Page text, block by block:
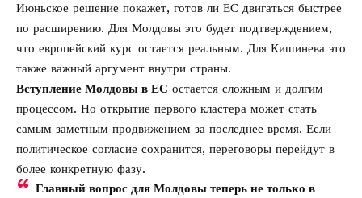
Июньское решение покажет, готов ли ЕС двигаться быстрее
по расширению. Для Молдовы это будет подтверждением,
что европейский курс остается реальным. Для Кишинева это
также важный аргумент внутри страны.
Вступление Молдовы в ЕС остается сложным и долгим
процессом. Но открытие первого кластера может стать
самым заметным продвижением за последнее время. Если
политическое согласие сохранится, переговоры перейдут в
более конкретную фазу.
Главный вопрос для Молдовы теперь не только в